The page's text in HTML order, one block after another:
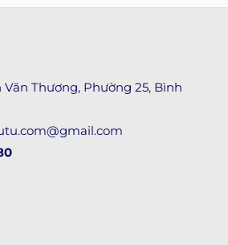
Văn Thương, Phường 25, Bình